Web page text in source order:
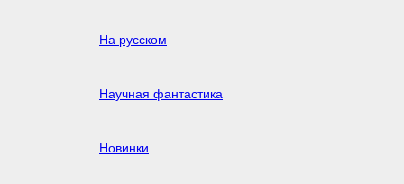
На русском
Научная фантастика
Новинки